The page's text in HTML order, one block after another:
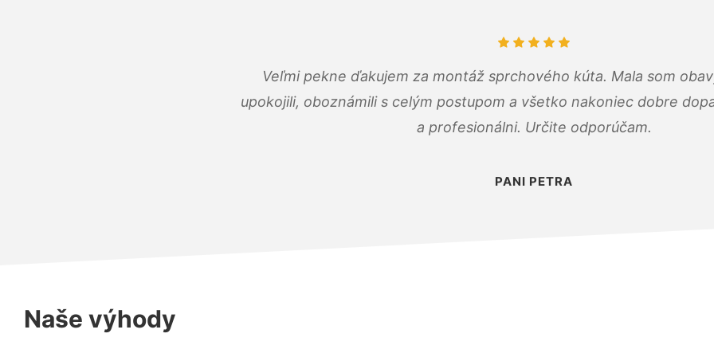
Veľmi pekne ďakujem za montáž sprchového kúta. Mala som
upokojili, oboznámili s celým postupom a všetko nakoniec dobre
a profesionálni. Určite odporúčam.
PANI PETRA
Naše výhody